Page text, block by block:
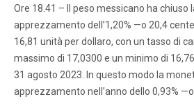
Ore 18.41 – Il peso messicano ha chiuso
apprezzamento dell’1,20% —o 20,4
16,81 unità per dollaro, con un tasso di
massimo di 17,0300 e un minimo di
31 agosto 2023. In questo modo la
apprezzamento nell’anno dello 0,93%